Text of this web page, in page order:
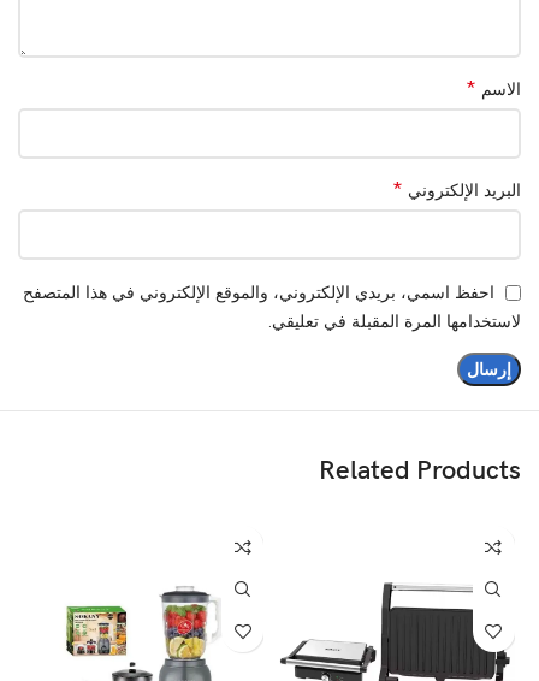
الاسم *
البريد الإلكتروني *
احفظ اسمي، بريدي الإلكتروني، والموقع الإلكتروني في هذا المتصفح
لاستخدامها المرة المقبلة في تعليقي.
Related Products